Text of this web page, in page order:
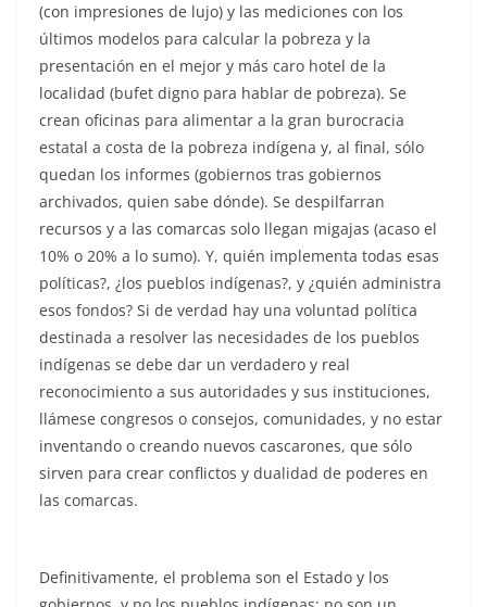
(con impresiones de lujo) y las mediciones con los
últimos modelos para calcular la pobreza y la
presentación en el mejor y más caro hotel de la
localidad (bufet digno para hablar de pobreza). Se
crean oficinas para alimentar a la gran burocracia
estatal a costa de la pobreza indígena y, al final, sólo
quedan los informes (gobiernos tras gobiernos
archivados, quien sabe dónde). Se despilfarran
recursos y a las comarcas solo llegan migajas (acaso el
10% o 20% a lo sumo). Y, quién implementa todas esas
políticas?, ¿los pueblos indígenas?, y ¿quién administra
esos fondos? Si de verdad hay una voluntad política
destinada a resolver las necesidades de los pueblos
indígenas se debe dar un verdadero y real
reconocimiento a sus autoridades y sus instituciones,
llámese congresos o consejos, comunidades, y no estar
inventando o creando nuevos cascarones, que sólo
sirven para crear conflictos y dualidad de poderes en
las comarcas.
Definitivamente, el problema son el Estado y los